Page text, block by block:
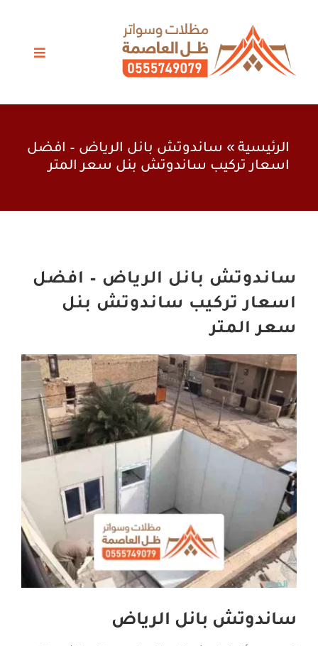
content
Toggle
مظلات الرياض
سواتر
أعمالنا
الرئيسية » ساندوتش بانل الرياض – افضل
اسعار تركيب ساندوتش بنل سعر المتر
ساندوتش بانل الرياض – افضل
اسعار تركيب ساندوتش بنل
سعر المتر
ساندوتش بانل الرياض